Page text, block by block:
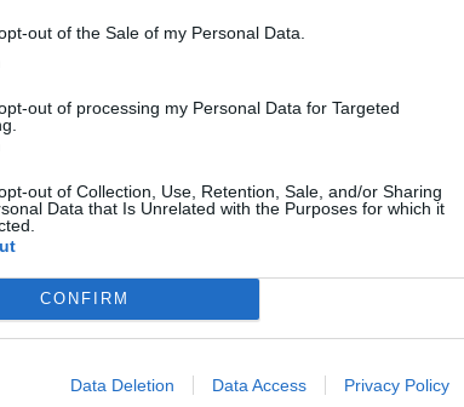
out of the Sale of my Personal Data.
out of processing my Personal Data for Targeted
out of Collection, Use, Retention, Sale, and/or Sharing
Data that Is Unrelated with the Purposes for which it
CONFIRM
Data Deletion Data Access Privacy Policy
εκπομπή της και όλα όσα είπε!